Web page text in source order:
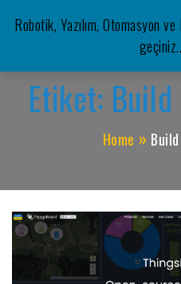
Meşe
Otomasyon, Robotik, Yazılım,
Etiket: Build
Home
Robotik, Yazılım, Otomasyon